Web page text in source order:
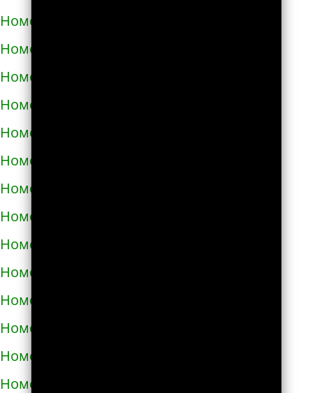
Номера телефонов такси в Богодухове
Номера телефонов такси в Богуславе
Номера телефонов такси в Болграде
Номера телефонов такси в Болехове
Номера телефонов такси в Борзне
Номера телефонов такси в Бориславе
Номера телефонов такси в Борисполе
Номера телефонов такси в Бородянке
Номера телефонов такси в Борщёве
Номера телефонов такси в Боярке
Номера телефонов такси в Броварах
Номера телефонов такси в Бродах
Номера телефонов такси в Бурштыне
Номера телефонов такси в Буче